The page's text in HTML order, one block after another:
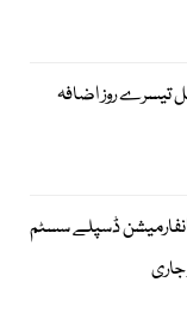
روز اضافہ
انفارمیشن ڈسپلے سسٹم